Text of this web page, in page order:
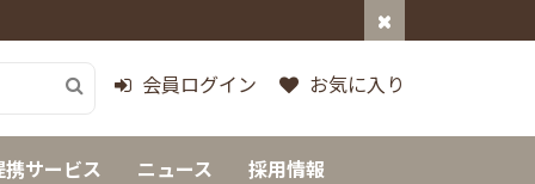
会員ログイン お気に入り
携サービス ニュース 採用情報